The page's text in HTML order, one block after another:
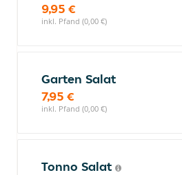
9,95 €
inkl. Pfand (0,00 €)
Garten Salat
7,95 €
inkl. Pfand (0,00 €)
Tonno Salat